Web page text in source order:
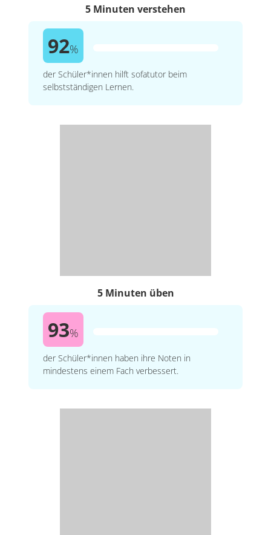
5 Minuten verstehen
92%
der Schüler*innen hilft sofatutor beim
selbstständigen Lernen.
5 Minuten üben
93%
der Schüler*innen haben ihre Noten in
mindestens einem Fach verbessert.